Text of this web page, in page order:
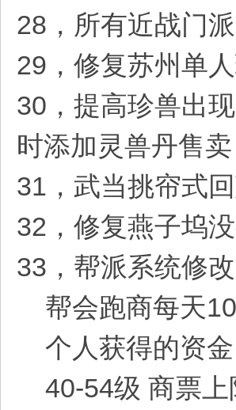
28，所有近战门
29，修复苏州单
30，提高珍兽出
时添加灵兽丹售
31，武当挑帘式
32，修复燕子坞
33，帮派系统修改
帮会跑商每天10
个人获得的资金
40-54级 商票上